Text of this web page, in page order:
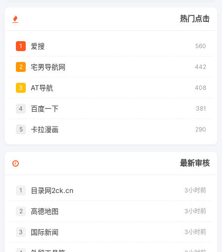
热门点击
1 爱搜 560
2 宅男导航网 442
3 AT导航 408
4 百度一下 381
5 卡拉漫画 290
最新审核
1 目录网2ck.cn 3小时前
2 高德地图 3小时前
3 国际新闻 3小时前